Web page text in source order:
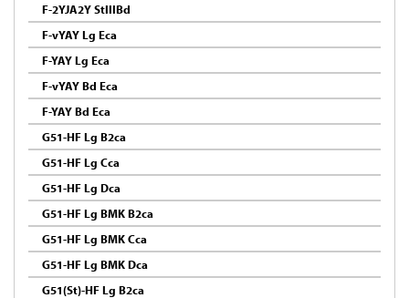
F-2YJA2Y StIIIBd
F-vYAY Lg Eca
F-YAY Lg Eca
F-vYAY Bd Eca
F-YAY Bd Eca
G51-HF Lg B2ca
G51-HF Lg Cca
G51-HF Lg Dca
G51-HF Lg BMK B2ca
G51-HF Lg BMK Cca
G51-HF Lg BMK Dca
G51(St)-HF Lg B2ca